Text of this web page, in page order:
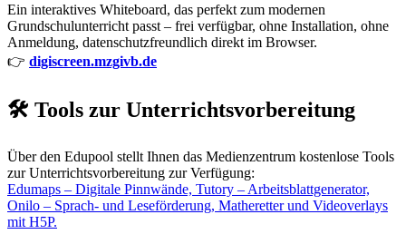
Ein interaktives Whiteboard, das perfekt zum modernen
Grundschulunterricht passt – frei verfügbar, ohne Installation, ohne
Anmeldung, datenschutzfreundlich direkt im Browser.
👉 digiscreen.mzgivb.de
🛠️ Tools zur Unterrichtsvorbereitung
Über den Edupool stellt Ihnen das Medienzentrum kostenlose Tools
zur Unterrichtsvorbereitung zur Verfügung:
Edumaps – Digitale Pinnwände, Tutory – Arbeitsblattgenerator,
Onilo – Sprach- und Leseförderung, Matheretter und Videoverlays
mit H5P.